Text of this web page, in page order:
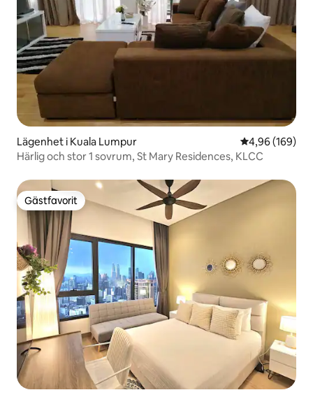
Lägenhet i Kuala Lumpur 4,96 av 5 i
4,96 (169)
Härlig och stor 1 sovrum, St Mary Residences, KLCC
Gästfavorit
Gästfavorit